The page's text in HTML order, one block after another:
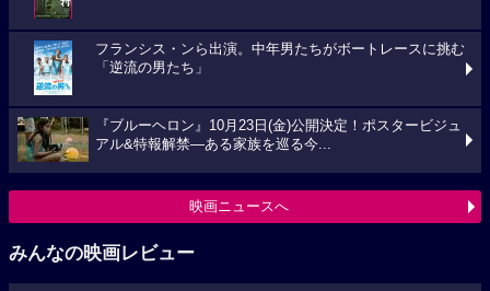
フランシス・ンら出演。中年男たちがボートレースに挑む
「逆流の男たち」
『ブルーヘロン』10月23日(金)公開決定！ポスタービジュ
アル&特報解禁―ある家族を巡る今...
映画ニュースへ
みんなの映画レビュー